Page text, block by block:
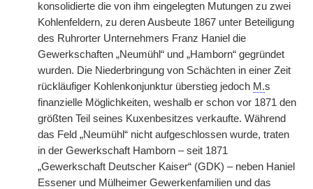
konsolidierte die von ihm eingelegten Mutungen zu zwei
Kohlenfeldern, zu deren Ausbeute 1867 unter Beteiligung
des Ruhrorter Unternehmers Franz Haniel die
Gewerkschaften „Neumühl“ und „Hamborn“ gegründet
wurden. Die Niederbringung von Schächten in einer Zeit
rückläufiger Kohlenkonjunktur überstieg jedoch M.s
finanzielle Möglichkeiten, weshalb er schon vor 1871 den
größten Teil seines Kuxenbesitzes verkaufte. Während
das Feld „Neumühl“ nicht aufgeschlossen wurde, traten
in der Gewerkschaft Hamborn – seit 1871
„Gewerkschaft Deutscher Kaiser“ (GDK) – neben Haniel
Essener und Mülheimer Gewerkenfamilien und das